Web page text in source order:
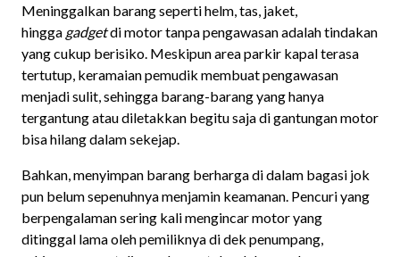
Meninggalkan barang seperti helm, tas, jaket,
hingga gadgetdi motor tanpa pengawasan adalah tindakan
yang cukup berisiko. Meskipun area parkir kapal terasa
tertutup, keramaian pemudik membuat pengawasan
menjadi sulit, sehingga barang-barang yang hanya
tergantung atau diletakkan begitu saja di gantungan motor
bisa hilang dalam sekejap.
Bahkan, menyimpan barang berharga di dalam bagasi jok
pun belum sepenuhnya menjamin keamanan. Pencuri yang
berpengalaman sering kali mengincar motor yang
ditinggal lama oleh pemiliknya di dek penumpang,